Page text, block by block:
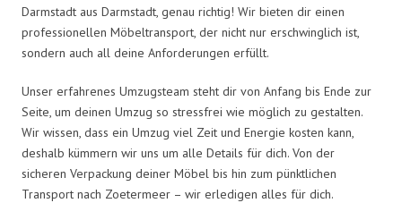
Darmstadt aus Darmstadt, genau richtig! Wir bieten dir einen
professionellen Möbeltransport, der nicht nur erschwinglich ist,
sondern auch all deine Anforderungen erfüllt.
Unser erfahrenes Umzugsteam steht dir von Anfang bis Ende zur
Seite, um deinen Umzug so stressfrei wie möglich zu gestalten.
Wir wissen, dass ein Umzug viel Zeit und Energie kosten kann,
deshalb kümmern wir uns um alle Details für dich. Von der
sicheren Verpackung deiner Möbel bis hin zum pünktlichen
Transport nach Zoetermeer – wir erledigen alles für dich.